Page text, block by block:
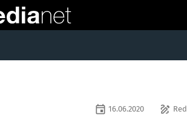
draw
event 16.06.2020